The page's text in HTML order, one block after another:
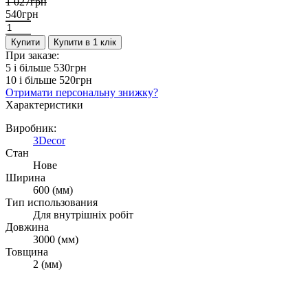
540грн
Купити Купити в 1 клiк
При заказе:
5 i більше 530грн
10 i більше 520грн
Отримати персональну знижку?
Характеристики
Виробник:
3Decor
Стан
Нове
Ширина
600 (мм)
Тип использования
Для внутрішніх робіт
Довжина
3000 (мм)
Товщина
2 (мм)